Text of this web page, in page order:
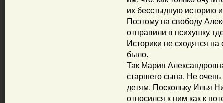
их бесстыдную историю
Поэтому на свободу
отправили в психушку,
Историки не сходятся на
было.
Так Мария
старшего сына. Не
детям. Поскольку Илья
относился к ним как к